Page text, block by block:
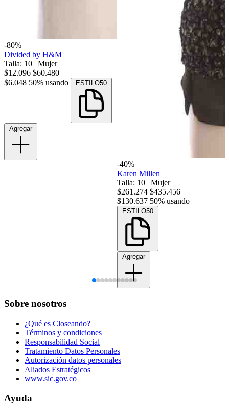
-80%
Divided by H&M
Talla: 10 | Mujer
$12.096 $60.480
$6.048 50% usando ESTILO50
Agregar
-40%
Karen Millen
Talla: 10 | Mujer
$261.274 $435.456
$130.637 50% usando
ESTILO50
Agregar
Sobre nosotros
¿Qué es Closeando?
Términos y condiciones
Responsabilidad Social
Tratamiento Datos Personales
Autorización datos personales
Aliados Estratégicos
www.sic.gov.co
Ayuda